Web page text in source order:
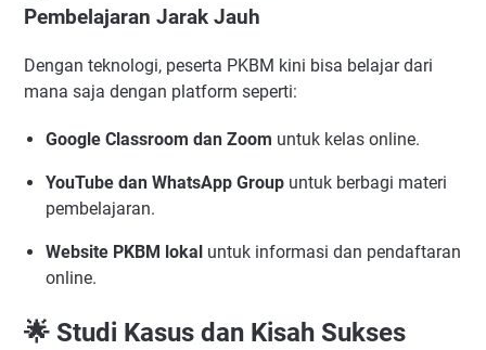
Pembelajaran Jarak Jauh
Dengan teknologi, peserta PKBM kini bisa belajar dari
mana saja dengan platform seperti:
Google Classroom dan Zoom untuk kelas online.
YouTube dan WhatsApp Group untuk berbagi materi
pembelajaran.
Website PKBM lokal untuk informasi dan pendaftaran
online.
🌟 Studi Kasus dan Kisah Sukses